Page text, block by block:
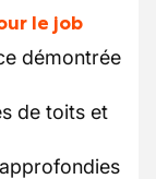
le job
démontrée
de toits et